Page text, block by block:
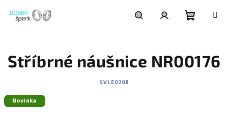
obsah
košík
Stříbrné náušnice NR00176
SVLE0208
Novinka